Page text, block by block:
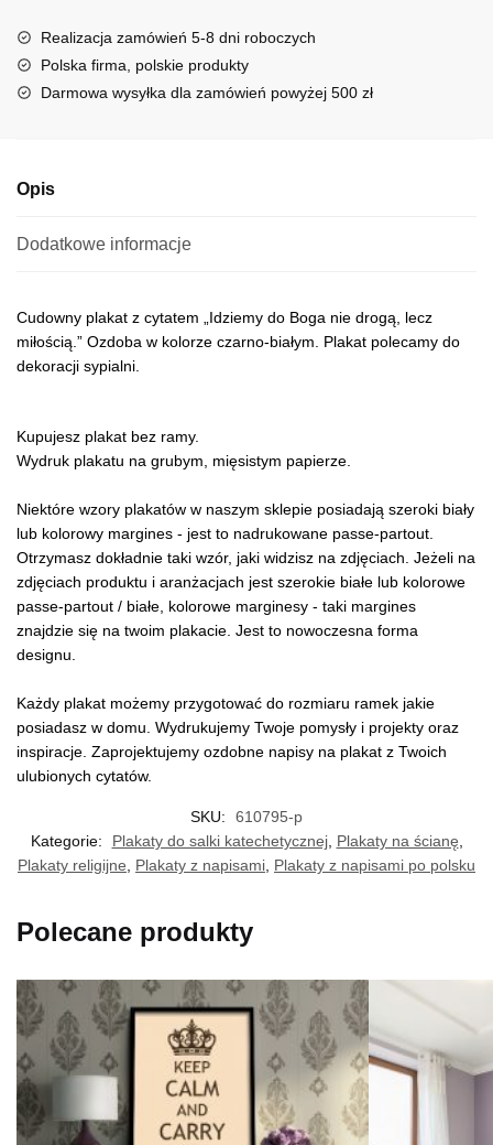
a
t
i
Realizacja zamówień 5-8 dni roboczych
Polska firma, polskie produkty
Darmowa wysyłka dla zamówień powyżej 500 zł
Opis
Dodatkowe informacje
Cudowny plakat z cytatem „Idziemy do Boga nie drogą, lecz
miłością.” Ozdoba w kolorze czarno-białym. Plakat polecamy do
dekoracji sypialni.
Kupujesz plakat bez ramy.
Wydruk plakatu na grubym, mięsistym papierze.
Niektóre wzory plakatów w naszym sklepie posiadają szeroki biały
lub kolorowy margines - jest to nadrukowane passe-partout.
Otrzymasz dokładnie taki wzór, jaki widzisz na zdjęciach. Jeżeli na
zdjęciach produktu i aranżacjach jest szerokie białe lub kolorowe
passe-partout / białe, kolorowe marginesy - taki margines
znajdzie się na twoim plakacie. Jest to nowoczesna forma
designu.
Każdy plakat możemy przygotować do rozmiaru ramek jakie
posiadasz w domu. Wydrukujemy Twoje pomysły i projekty oraz
inspiracje. Zaprojektujemy ozdobne napisy na plakat z Twoich
ulubionych cytatów.
SKU:
610795-p
Kategorie:
Plakaty do salki katechetycznej, Plakaty na ścianę
Plakaty religijne
Plakaty z napisami Plakaty z napisami po polsku
Polecane produkty